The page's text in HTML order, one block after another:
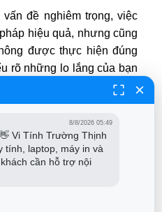
đề nghiêm trọng, việc
hiệu quả, nhưng cũng
được thực hiện đúng
rõ những lo lắng của bạn
cài lại Windows chuyên
giúp máy tính của bạn
mới. Chúng tôi không chỉ
còn hỗ trợ bạn trong việc
nếu cần.
kinh nghiệm
8/8/2026 05:49
Vi Tính Trường Thịnh
tính, laptop, máy in và
cần hỗ trợ nội